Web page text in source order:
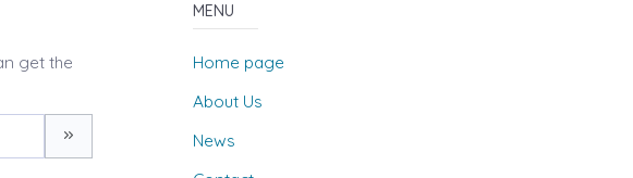
get the
MENU
Home page
About Us
News